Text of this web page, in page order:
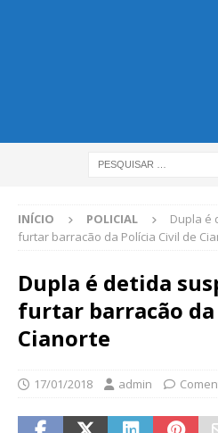
INÍCIO POLICIAL
Dupla é
furtar barracão da Polícia Civil de
Dupla é detida
furtar barracão
Cianorte
17/01/2018 admin